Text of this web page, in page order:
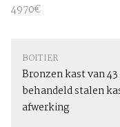
4970€
BOITIER
Bronzen kast van
behandeld stalen
afwerking